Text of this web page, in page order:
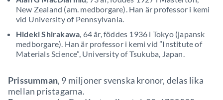
New Zealand (am. medborgare). Han är professor i kemi
vid University of Pennsylvania.
Hideki Shirakawa, 64 år, föddes 1936 i Tokyo (japansk
medborgare). Han är professor i kemi vid ”Institute of
Materials Science”, University of Tsukuba, Japan.
Prissumman, 9 miljoner svenska kronor, delas lika
mellan pristagarna.